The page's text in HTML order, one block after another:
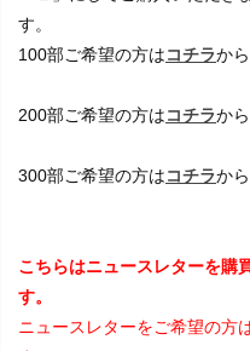
す。
100部ご希望の方はコチラから
200部ご希望の方はコチラから
300部ご希望の方はコチラから
こちらはニュースレターを購
す。
ニュースレターをご希望の方